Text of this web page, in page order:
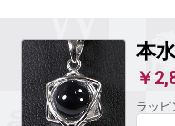
本
￥
ラッピ